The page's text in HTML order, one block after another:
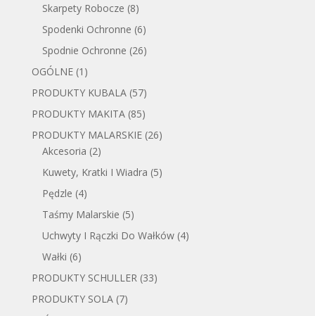
Skarpety Robocze (8)
Spodenki Ochronne (6)
Spodnie Ochronne (26)
OGÓLNE (1)
PRODUKTY KUBALA (57)
PRODUKTY MAKITA (85)
PRODUKTY MALARSKIE (26)
Akcesoria (2)
Kuwety, Kratki I Wiadra (5)
Pędzle (4)
Taśmy Malarskie (5)
Uchwyty I Rączki Do Wałków (4)
Wałki (6)
PRODUKTY SCHULLER (33)
PRODUKTY SOLA (7)